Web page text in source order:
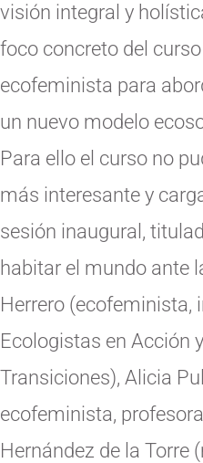
visión integral y
foco concreto del
ecofeminista para
un nuevo modelo
Para ello el curso no
más interesante y
sesión inaugural,
habitar el mundo ante
Herrero (ecofeminista,
Ecologistas en Acción
Transiciones), Alicia
ecofeminista,
Hernández de la Torre